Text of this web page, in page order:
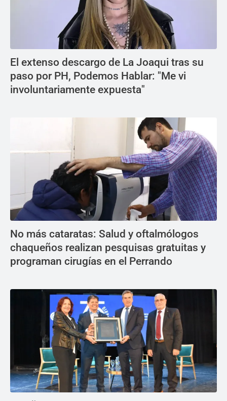
El extenso descargo de La Joaqui tras su
paso por PH, Podemos Hablar: "Me vi
involuntariamente expuesta"
No más cataratas: Salud y oftalmólogos
chaqueños realizan pesquisas gratuitas y
programan cirugías en el Perrando